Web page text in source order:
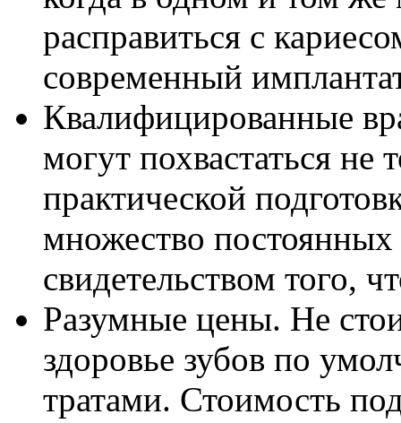
расправиться с
современный
Квалифицированные
могут похвастаться не
практической
множество
свидетельством того,
Разумные цены. Не
здоровье зубов по
тратами. Стоимость